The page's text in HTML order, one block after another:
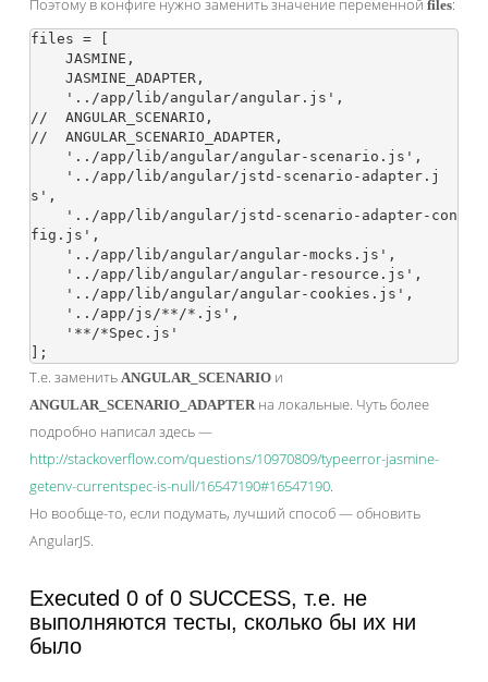
Поэтому в конфиге нужно заменить значение переменной files:
files = [
//  ANGULAR_SCENARIO,
//  ANGULAR_SCENARIO_ADAPTER,
s',
fig.js',
Т.е. заменить ANGULAR_SCENARIO и
ANGULAR_SCENARIO_ADAPTERна локальные. Чуть более
подробно написал здесь —
http://stackoverflow.com/questions/10970809/typeerror-jasmine-
getenv-currentspec-is-null/16547190#16547190.
Но вообще-то, если подумать, лучший способ — обновить
AngularJS.
Executed 0 of 0 SUCCESS, т.е. не
выполняются тесты, сколько бы их ни
было